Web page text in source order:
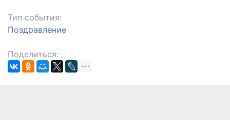
Тип события:
Поздравление
Поделиться: